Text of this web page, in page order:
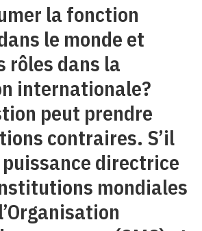
la fonction
le monde et
rôles dans la
internationale?
peut prendre
contraires. S’il
directrice
mondiales